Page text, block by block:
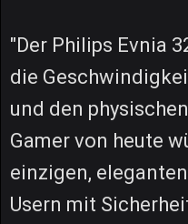
"Der Philips Evnia
die
und den
Gamer von heute
einzigen,
Usern mit